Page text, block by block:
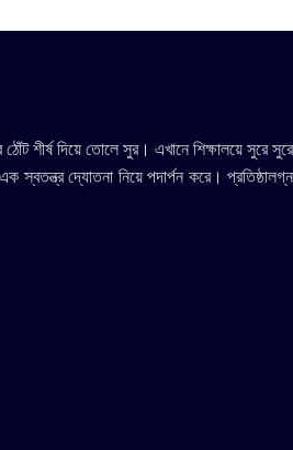
শীর্ষ দিয়ে তোলে সুর। এখানে শিক্ষালয়ে সুরে সুরে
স্বতন্ত্র দ্যোতনা নিয়ে পদার্পন করে। প্রতিষ্ঠালগ্ন